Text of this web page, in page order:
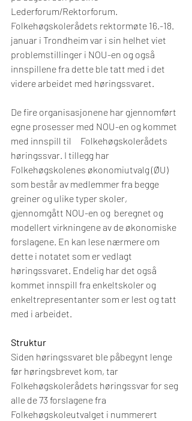
Lederforum/Rektorforum.
Folkehøgskolerådets rektormøte 16.-18.
januar i Trondheim var i sin helhet viet
problemstillinger i NOU-en og også
innspillene fra dette ble tatt med i det
videre arbeidet med høringssvaret.
De fire organisasjonene har gjennomført
egne prosesser med NOU-en og kommet
med innspill til     Folkehøgskolerådets
høringssvar. I tillegg har
Folkehøgskolenes økonomiutvalg (ØU)
som består av medlemmer fra begge
greiner og ulike typer skoler,
gjennomgått NOU-en og  beregnet og
modellert virkningene av de økonomiske
forslagene. En kan lese nærmere om
dette i notatet som er vedlagt
høringssvaret. Endelig har det også
kommet innspill fra enkeltskoler og
enkeltrepresentanter som er lest og tatt
med i arbeidet.
Struktur
Siden høringssvaret ble påbegynt lenge
før høringsbrevet kom, tar
Folkehøgskolerådets høringssvar for seg
alle de 73 forslagene fra
Folkehøgskoleutvalget i nummerert